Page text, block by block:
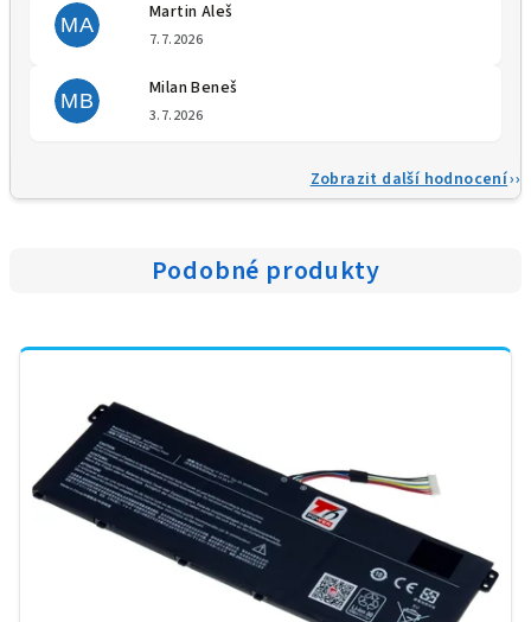
MA
Martin Aleš
7.7.2026
MB
Milan Beneš
3.7.2026
Zobrazit další hodnocení
Podobné produkty